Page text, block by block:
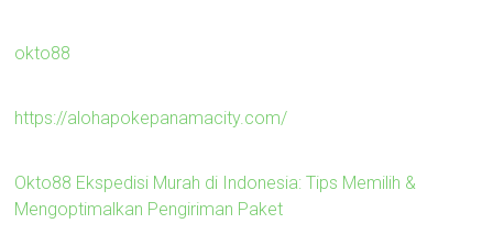
okto88
https://alohapokepanamacity.com/
Okto88 Ekspedisi Murah di Indonesia: Tips Memilih &
Mengoptimalkan Pengiriman Paket